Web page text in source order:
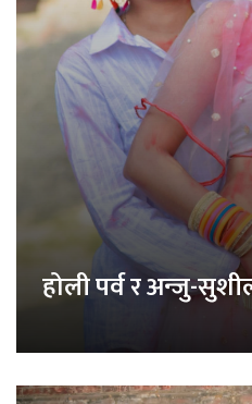
होली पर्व र अन्जु-